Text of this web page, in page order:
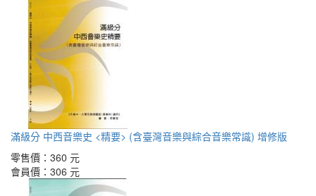
滿級分 中西音樂史 <精要> (含臺灣音樂與綜合音樂常識) 增修版
零售價： 360 元
會員價： 306 元